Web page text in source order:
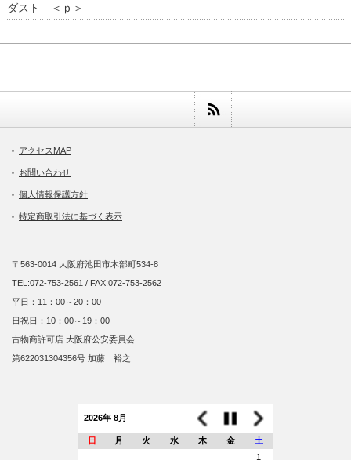
ダスト ＜ｐ＞
アクセスMAP
お問い合わせ
個人情報保護方針
特定商取引法に基づく表示
〒563-0014 大阪府池田市木部町534-8
TEL:072-753-2561 / FAX:072-753-2562
平日：11：00～20：00
日祝日：10：00～19：00
古物商許可店 大阪府公安委員会
第622031304356号 加藤 裕之
2026年 8月
日 月 火 水 木 金
土
1